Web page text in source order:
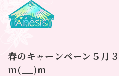
春のキャーンペーン５月
m(__)m